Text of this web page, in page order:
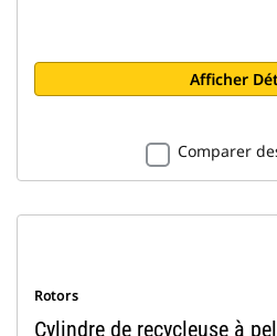
Afficher
Comparer
Rotors
Cylindre de recycleuse à